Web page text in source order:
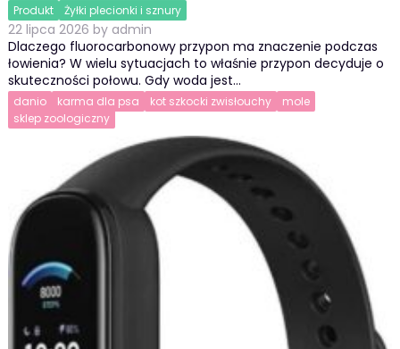
Produkt Żyłki plecionki i sznury
22 lipca 2026 by admin
Dlaczego fluorocarbonowy przypon ma znaczenie podczas
łowienia? W wielu sytuacjach to właśnie przypon decyduje o
skuteczności połowu. Gdy woda jest…
danio karma dla psa kot szkocki zwisłouchy
mole
sklep zoologiczny